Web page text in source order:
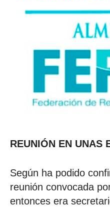
REUNIÓN EN UNAS
Según ha podido
reunión convocada
entonces era